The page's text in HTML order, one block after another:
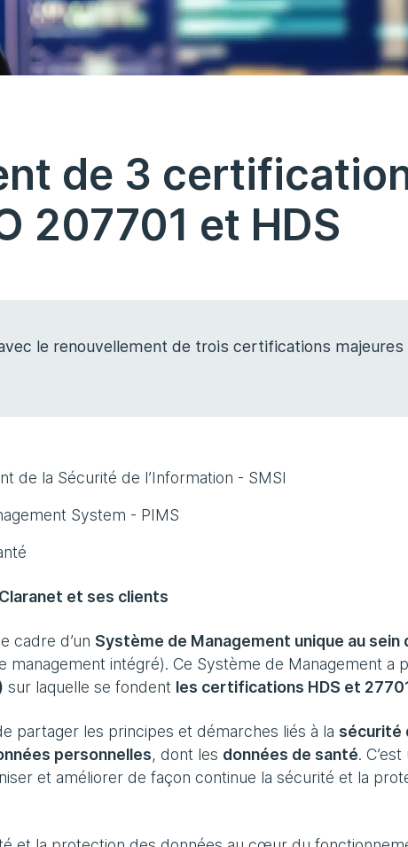
de 3
207701 et HDS
le renouvellement de trois certifications majeures
de la Sécurité de l’Information - SMSI
System - PIMS
et ses clients
cadre d’un Système de Management unique au sein
management intégré). Ce Système de Management a
sur laquelle se fondent les certifications HDS et
partager les principes et démarches liés à la sécurité
personnelles, dont les données de santé.
et améliorer de façon continue la sécurité et la